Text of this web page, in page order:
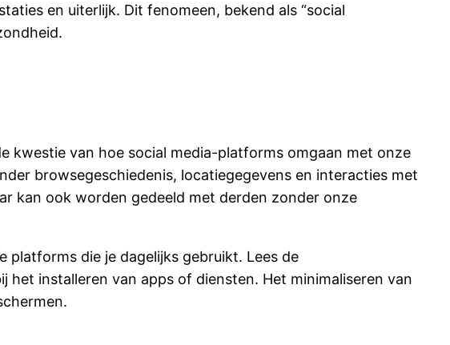
en uiterlijk. Dit fenomeen, bekend als “social
kwestie van hoe social media-platforms omgaan met onze
browsegeschiedenis, locatiegegevens en interacties met
kan ook worden gedeeld met derden zonder onze
platforms die je dagelijks gebruikt. Lees de
installeren van apps of diensten. Het minimaliseren van